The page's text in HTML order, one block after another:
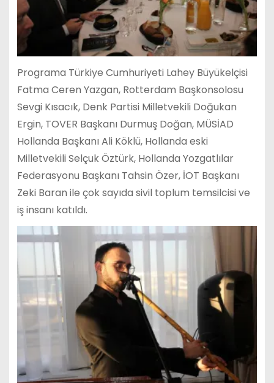
Programa Türkiye Cumhuriyeti Lahey Büyükelçisi
Fatma Ceren Yazgan, Rotterdam Başkonsolosu
Sevgi Kısacık, Denk Partisi Milletvekili Doğukan
Ergin, TOVER Başkanı Durmuş Doğan, MÜSİAD
Hollanda Başkanı Ali Köklü, Hollanda eski
Milletvekili Selçuk Öztürk, Hollanda Yozgatlılar
Federasyonu Başkanı Tahsin Özer, İOT Başkanı
Zeki Baran ile çok sayıda sivil toplum temsilcisi ve
iş insanı katıldı.